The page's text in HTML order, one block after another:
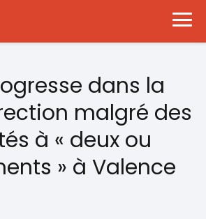
dans la
malgré des
à « deux ou
» à Valence